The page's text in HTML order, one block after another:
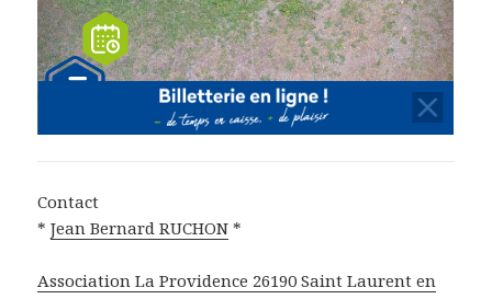
Contact
*Jean Bernard RUCHON *
Association La Providence 26190 Saint Laurent en